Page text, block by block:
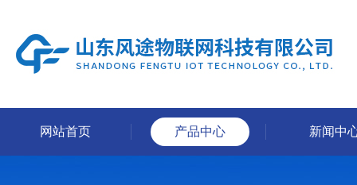
网站首页 产品中心 新闻中